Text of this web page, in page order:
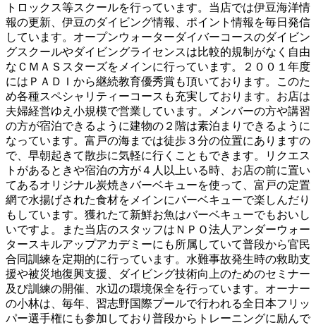
トロックス等スクールを行っています。当店では伊豆海洋情
報の更新、伊豆のダイビング情報、ポイント情報を毎日発信
しています。オープンウォーターダイバーコースのダイビン
グスクールやダイビングライセンスは比較的規制がなく自由
なＣＭＡＳスターズをメインに行っています。２００１年度
にはＰＡＤＩから継続教育優秀賞も頂いております。このた
め各種スペシャリティーコースも充実しております。お店は
夫婦経営ゆえ小規模で営業しています。メンバーの方や講習
の方が宿泊できるように建物の２階は素泊まりできるように
なっています。富戸の海までは徒歩３分の位置にありますの
で、早朝起きて散歩に気軽に行くこともできます。リクエス
トがあるときや宿泊の方が４人以上いる時、お店の前に置い
てあるオリジナル炭焼きバーベキューを使って、富戸の定置
網で水揚げされた食材をメインにバーベキューで楽しんだり
もしています。獲れたて新鮮お魚はバーベキューでもおいし
いですよ。また当店のスタッフはＮＰＯ法人アンダーウォー
タースキルアップアカデミーにも所属していて普段から官民
合同訓練を定期的に行っています。水難事故発生時の救助支
援や被災地復興支援、ダイビング技術向上のためのセミナー
及び訓練の開催、水辺の環境保全を行っています。オーナー
の小林は、毎年、習志野国際プールで行われる全日本フリッ
パー選手権にも参加しており普段からトレーニングに励んで